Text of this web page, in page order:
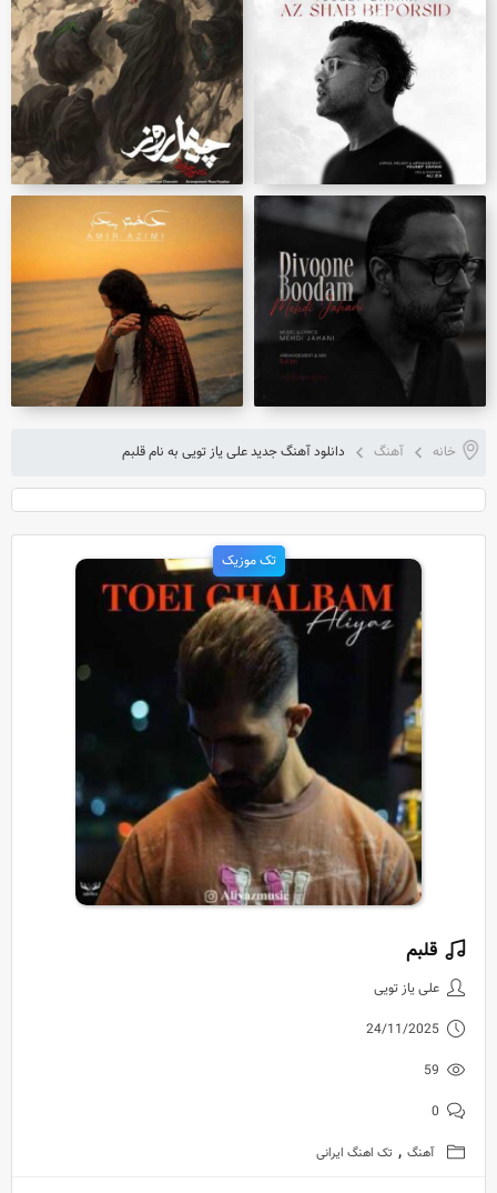
خانه آهنگ دانلود آهنگ جدید علی یاز تویی به نام قلبم
تک موزیک
دانلود آهنگ جدید علی یاز تویی
قلبم
علی یاز تویی
24/11/2025
59
0
آهنگ , تک اهنگ ایرانی